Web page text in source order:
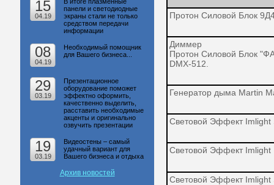
15
04.19
панели и светодиодные
экраны стали не только
средством передачи
информации
08
04.19
Необходимый помощник
для Вашего бизнеса...
29
03.19
Презентационное
оборудование поможет
эффектно оформить,
качественно выделить,
расставить необходимые
акценты и оригинально
озвучить презентации
19
03.19
Видеостены – самый
удачный вариант для
Вашего бизнеса и отдыха
Архив новостей
Протон Силовой Блок
Диммер
Протон Силовой Блок
DMX-512.
Генератор дыма Martin
Световой Эффект Imlight
Световой Эффект Imlight
Световой Эффект Imlight